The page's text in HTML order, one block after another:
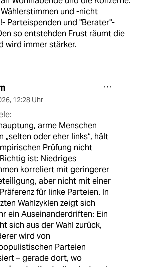
und -nicht
Parteispenden und "Berater"-
so entstehden Frust räumt die
wird immer stärker.
, 12:28 Uhr
arme Menschen
„selten oder eher links“, hält
Prüfung nicht
ist: Niedriges
korreliert mit geringerer
aber nicht mit einer
für linke Parteien. In
Wahlzyklen zeigt sich
ein Auseinanderdriften: Ein
sich aus der Wahl zurück,
wird von
Parteien
– gerade dort, wo